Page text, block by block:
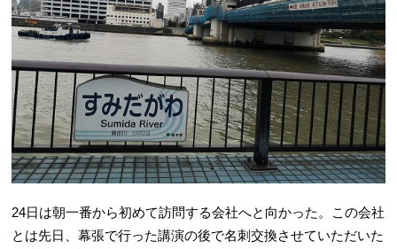
24日は朝一番から初めて訪問する会社へと向かった。この会社
とは先日、幕張で行った講演の後で名刺交換させていただいた